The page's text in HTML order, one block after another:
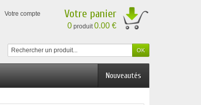
Votre compte Votre panier
0 produit0.00 €
Nouveautés